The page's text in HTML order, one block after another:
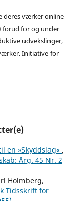
deres værker online
forud for og under
udvekslinger,
Initiative for
en »Skyddslag« ,
Årg. 45 Nr. 2
Holmberg,
Tidsskrift for